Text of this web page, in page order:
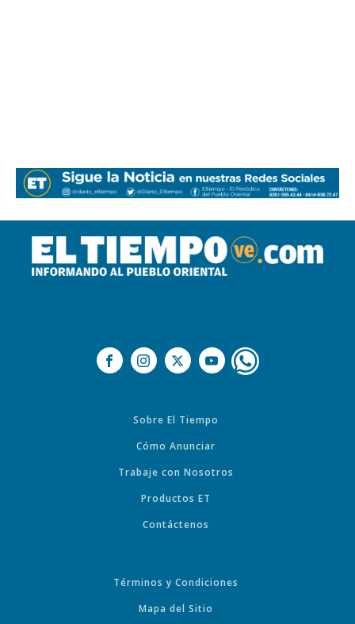
Sobre El Tiempo
Cómo Anunciar
Trabaje con Nosotros
Productos ET
Contáctenos
Términos y Condiciones
Mapa del Sitio